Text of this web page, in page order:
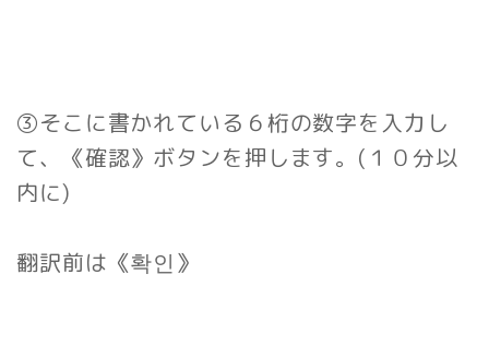
③そこに書かれている６桁の数字を入力し
て、《確認》ボタンを押します。(１０分以
内に)
翻訳前は《확인》